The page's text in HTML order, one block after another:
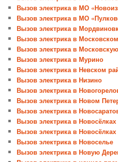
Вызов электрика в МО
Вызов электрика в МО
Вызов электрика в
Вызов электрика в
Вызов электрика в
Вызов электрика в Мурино
Вызов электрика в Невском
Вызов электрика в Низино
Вызов электрика в
Вызов электрика в Новом
Вызов электрика в
Вызов электрика в
Вызов электрика в
Вызов электрика в Новоселье
Вызов электрика в Новую